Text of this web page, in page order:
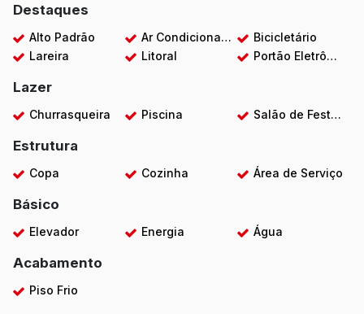
Destaques
Alto Padrão Ar Condicionado
Bicicletário
Lareira
Litoral Portão Eletrônico
Lazer
Churrasqueira Piscina Salão de Festas
Estrutura
Copa Cozinha Área de Serviço
Básico
Elevador Energia Água
Acabamento
Piso Frio